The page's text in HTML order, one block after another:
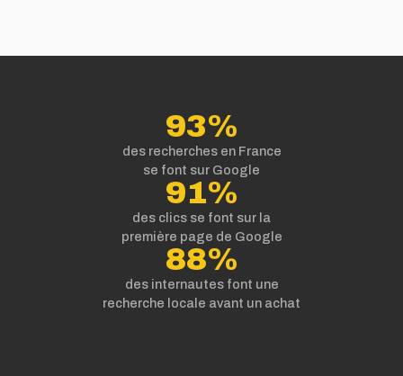
93%
des recherches en France
se font sur Google
91%
des clics se font sur la
première page de Google
88%
des internautes font une
recherche locale avant un achat